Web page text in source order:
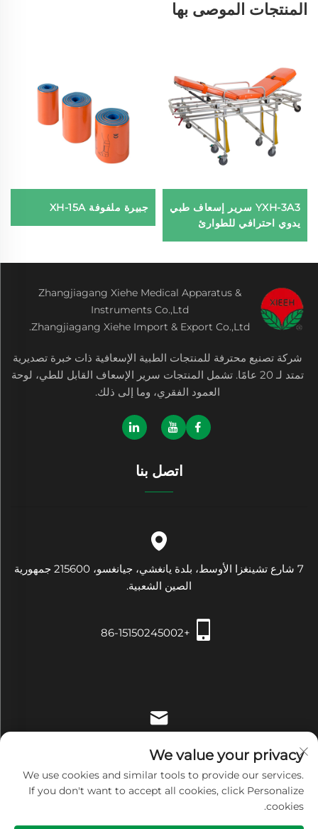
المنتجات الموصى بها
YXH-3A3 سرير إسعاف طبي
يدوي احترافي للطوارئ
جبيرة ملفوفة XH-15A
Zhangjiagang Xiehe Medical Apparatus &
Instruments Co.,Ltd
Zhangjiagang Xiehe Import & Export Co.,Ltd.
شركة تصنيع محترفة للمنتجات الطبية الإسعافية ذات خبرة تصديرية
تمتد لـ 20 عامًا. تشمل المنتجات سرير الإسعاف القابل للطي، لوحة
العمود الفقري، وما إلى ذلك.
اتصل بنا
7 شارع تشينغزا الأوسط، بلدة يانغشي، جيانغسو، 215600 جمهورية
الصين الشعبية.
+86-15150245002
We value your privacy
We use cookies and similar tools to provide our services.
If you don't want to accept all cookies, click Personalize
cookies.